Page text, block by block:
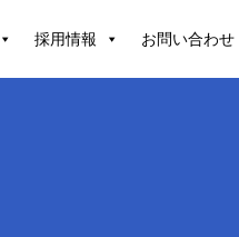
採用情報 お問い合わせ